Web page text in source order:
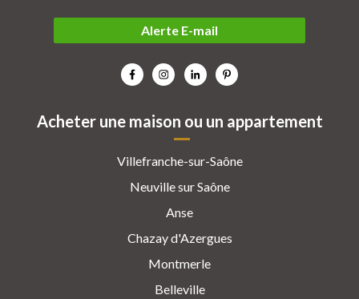
Acheter une maison ou un appartement
Villefranche-sur-Saône
Neuville sur Saône
Anse
Chazay d'Azergues
Montmerle
Belleville
Alerte E-mail